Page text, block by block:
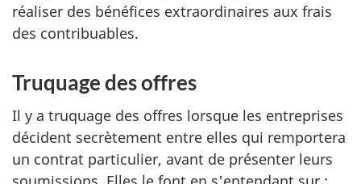
réaliser des bénéfices extraordinaires aux frais
des contribuables.
Truquage des offres
Il y a truquage des offres lorsque les entreprises
décident secrètement entre elles qui remportera
un contrat particulier, avant de présenter leurs